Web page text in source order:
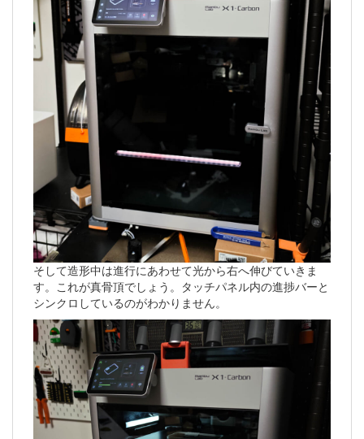
そして造形中は進行にあわせて光から右へ伸びていきま
す。これが真骨頂でしょう。タッチパネル内の進捗バーと
シンクロしているのがわかりません。